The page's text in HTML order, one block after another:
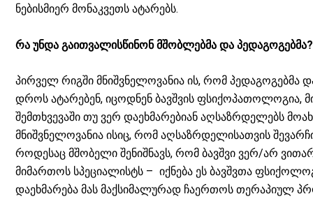
ნებისმიერ მონაკვეთს ატარებს.
რაუნდაგაითვალისწინონმშობლებმადაპედაგოგებმა?
პირველ რიგში მნიშვნელოვანია ის, რომ
დროს ატარებენ, იცოდნენ ბავშვის ფსიქოპათოლოგია,
შემთხვევაში თუ ვერ დაეხმარებიან აღსაზრდელებს
მნიშვნელოვანია ისიც, რომ აღსაზრდელისათვის
როდესაც მშობელი შენიშნავს, რომ ბავშვი ვერ/არ
მიმართოს სპეციალისტს – იქნება ეს ბავშვთა
დაეხმარება მას მაქსიმალურად ჩაერთოს თერაპიულ